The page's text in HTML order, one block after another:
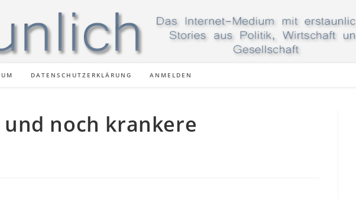
DATENSCHUTZERKLÄRUNG ANMELDEN
und noch krankere